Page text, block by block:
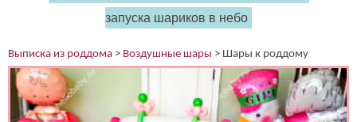
запуска шариков в небо
Выписка из роддома > Воздушные шары > Шары к роддому